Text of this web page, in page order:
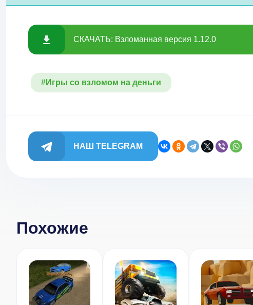
СКАЧАТЬ: Взломанная версия 1.12.0
#Игры со взломом на деньги
НАШ TELEGRAM
Похожие